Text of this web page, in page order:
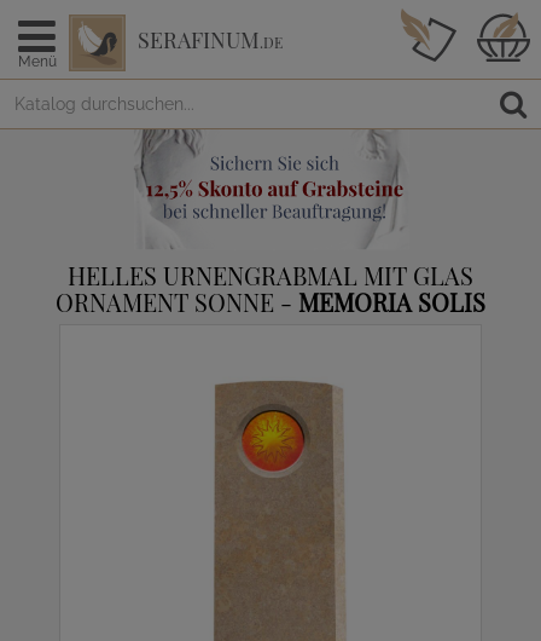
Menü
SERAFINUM.DE
HELLES URNENGRABMAL MIT GLAS
ORNAMENT SONNE - MEMORIA SOLIS